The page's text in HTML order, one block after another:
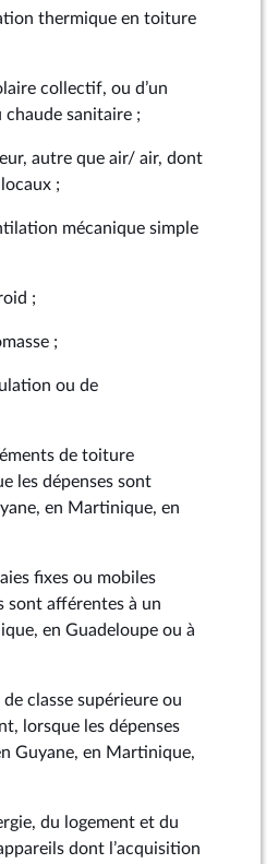
thermique en toiture
collectif, ou d’un
sanitaire ;
autre que air/ air, dont
;
mécanique simple
;
;
ou de
de toiture
les dépenses sont
en Martinique, en
fixes ou mobiles
sont afférentes à un
en Guadeloupe ou à
classe supérieure ou
lorsque les dépenses
Guyane, en Martinique,
du logement et du
dont l’acquisition